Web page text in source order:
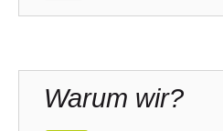
Warum wir?